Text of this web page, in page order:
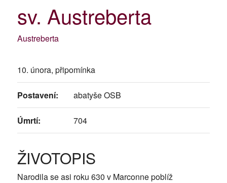
sv. Austreberta
Austreberta
10. února, připomínka
Postavení: abatyše OSB
Úmrtí: 704
ŽIVOTOPIS
Narodila se asi roku 630 v Marconne poblíž